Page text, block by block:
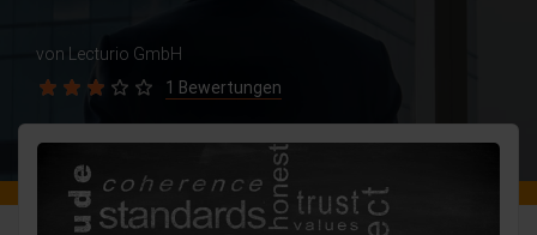
von Lecturio GmbH
1 Bewertungen